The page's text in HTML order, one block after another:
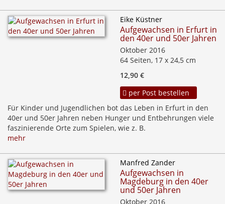
Eike Küstner
Aufgewachsen in Erfurt in
den 40er und 50er Jahren
Oktober 2016
64 Seiten, 17 x 24,5 cm
12,90 €
per Post bestellen
Für Kinder und Jugendlichen bot das Leben in Erfurt in den
40er und 50er Jahren neben Hunger und Entbehrungen viele
faszinierende Orte zum Spielen, wie z. B.
mehr
Manfred Zander
Aufgewachsen in
Magdeburg in den 40er
und 50er Jahren
Oktober 2016